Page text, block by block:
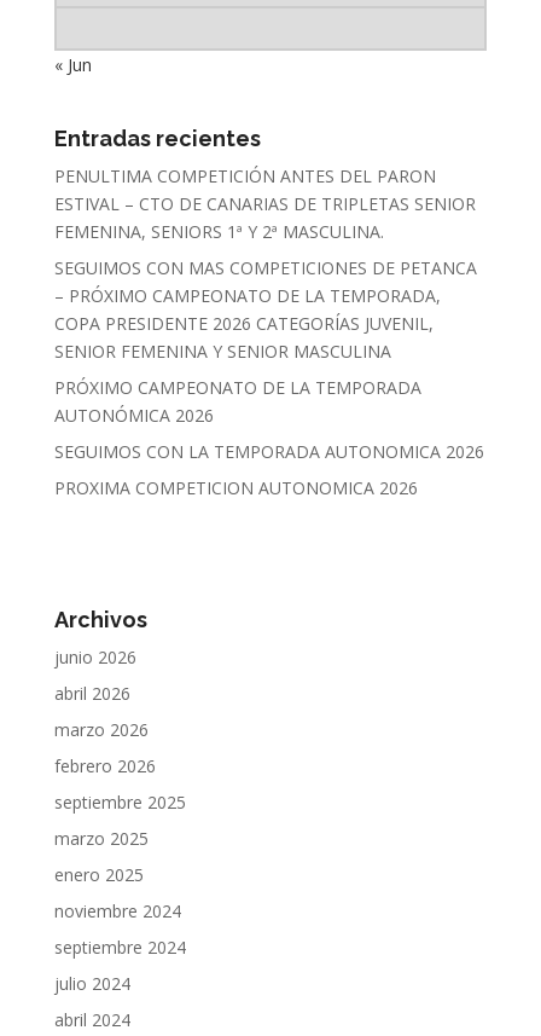
« Jun
Entradas recientes
PENULTIMA COMPETICIÓN ANTES DEL PARON
ESTIVAL – CTO DE CANARIAS DE TRIPLETAS SENIOR
FEMENINA, SENIORS 1ª Y 2ª MASCULINA.
SEGUIMOS CON MAS COMPETICIONES DE PETANCA
– PRÓXIMO CAMPEONATO DE LA TEMPORADA,
COPA PRESIDENTE 2026 CATEGORÍAS JUVENIL,
SENIOR FEMENINA Y SENIOR MASCULINA
PRÓXIMO CAMPEONATO DE LA TEMPORADA
AUTONÓMICA 2026
SEGUIMOS CON LA TEMPORADA AUTONOMICA 2026
PROXIMA COMPETICION AUTONOMICA 2026
Archivos
junio 2026
abril 2026
marzo 2026
febrero 2026
septiembre 2025
marzo 2025
enero 2025
noviembre 2024
septiembre 2024
julio 2024
abril 2024